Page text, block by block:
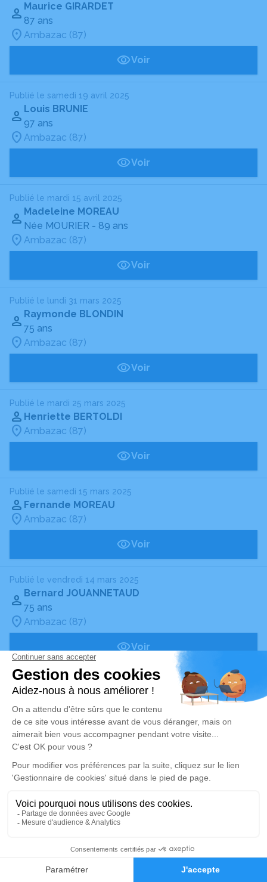
Maurice GIRARDET
87 ans
Ambazac (87)
Voir
Publié le samedi 19 avril 2025
Louis BRUNIE
97 ans
Ambazac (87)
Voir
Publié le mardi 15 avril 2025
Madeleine MOREAU
Née MOURIER - 89 ans
Ambazac (87)
Voir
Publié le lundi 31 mars 2025
Raymonde BLONDIN
75 ans
Ambazac (87)
Voir
Publié le mardi 25 mars 2025
Henriette BERTOLDI
Ambazac (87)
Voir
Publié le samedi 15 mars 2025
Fernande MOREAU
Ambazac (87)
Voir
Publié le vendredi 14 mars 2025
Bernard JOUANNETAUD
75 ans
Ambazac (87)
Voir
Publié le mardi 11 mars 2025
Marie-Louise DARDANT
Née LAUDY - 90 ans
Ambazac (87)
Fernande MOREAU
Née RUEDA - 85 ans
Ambazac (87)
Voir
Alerte décès 87